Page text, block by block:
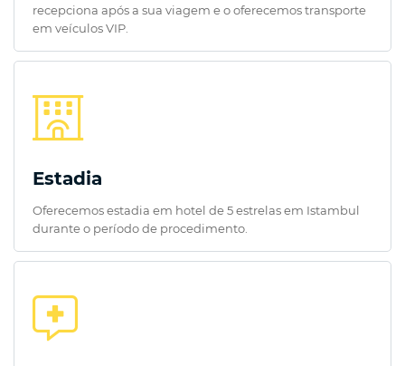
recepciona após a sua viagem e o oferecemos transporte
em veículos VIP.
Estadia
Oferecemos estadia em hotel de 5 estrelas em Istambul
durante o período de procedimento.